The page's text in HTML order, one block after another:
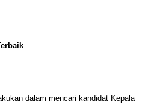
dalam mencari kandidat Kepala